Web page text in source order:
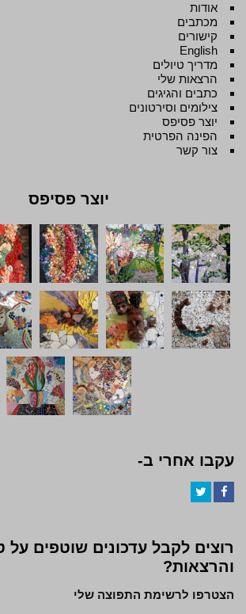
אודות
מכתבים
קישורים
English
מדריך טיולים
הרצאות שלי
כתבים והגיגים
צילומים וסירטונים
יוצר פסיפס
הפינה הפרטית
צור קשר
יוצר פסיפס
עקבו אחרי ב-
רוצים לקבל עדכונים שוטפים על
והרצאות?
הצטרפו לרשימת התפוצה שלי